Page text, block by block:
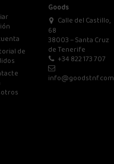
de
Goods
Calle del Castillo,
68
38003 – Santa Cruz
de Tenerife
+34 822 173 707
info@goodstnf.com